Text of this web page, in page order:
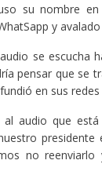
su nombre
y
se escucha
pensar que se
en sus
al audio que
no